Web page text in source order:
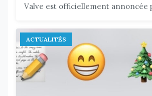
Valve est officiellement annoncée
ACTUALITÉS